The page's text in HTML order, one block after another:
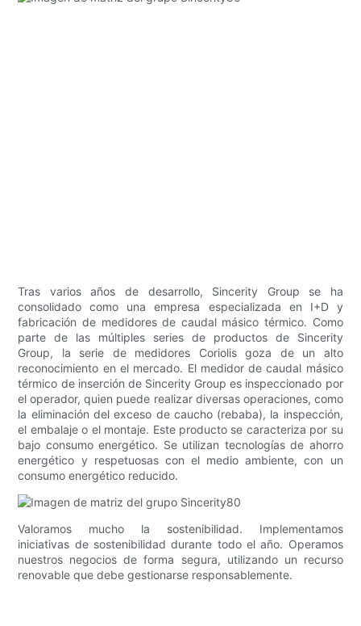
Tras varios años de desarrollo, Sincerity Group se ha
consolidado como una empresa especializada en I+D y
fabricación de medidores de caudal másico térmico. Como
parte de las múltiples series de productos de Sincerity
Group, la serie de medidores Coriolis goza de un alto
reconocimiento en el mercado. El medidor de caudal másico
térmico de inserción de Sincerity Group es inspeccionado por
el operador, quien puede realizar diversas operaciones, como
la eliminación del exceso de caucho (rebaba), la inspección,
el embalaje o el montaje. Este producto se caracteriza por su
bajo consumo energético. Se utilizan tecnologías de ahorro
energético y respetuosas con el medio ambiente, con un
consumo energético reducido.
Valoramos mucho la sostenibilidad. Implementamos
iniciativas de sostenibilidad durante todo el año. Operamos
nuestros negocios de forma segura, utilizando un recurso
renovable que debe gestionarse responsablemente.